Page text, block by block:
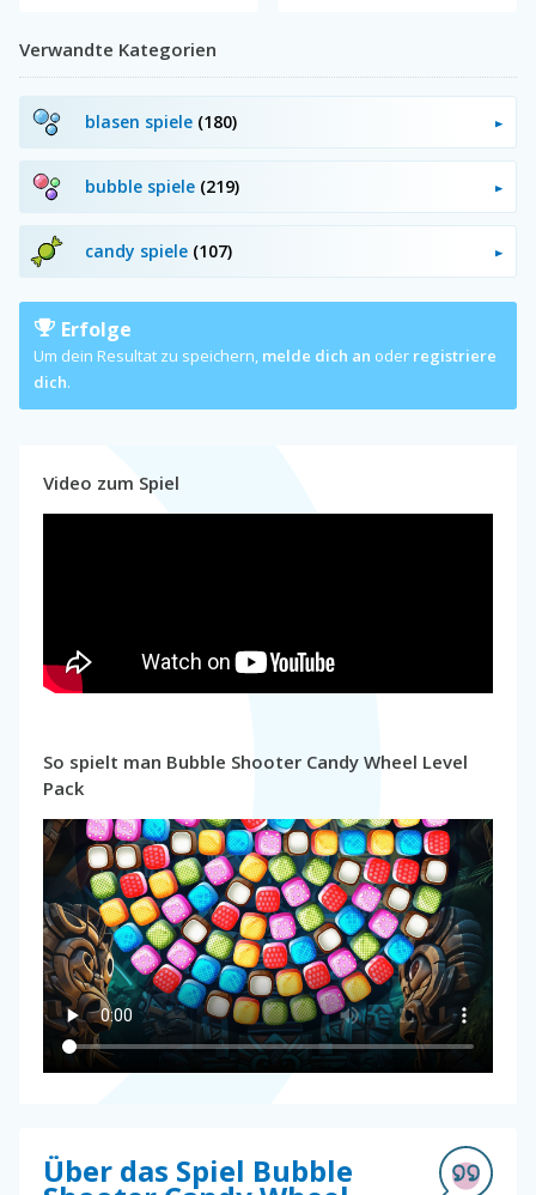
Verwandte Kategorien
blasen spiele (180)
bubble spiele (219)
candy spiele (107)
Erfolge
Um dein Resultat zu speichern, melde dich an oder registriere
dich.
Video zum Spiel
So spielt man Bubble Shooter Candy Wheel Level
Pack
Über das Spiel Bubble